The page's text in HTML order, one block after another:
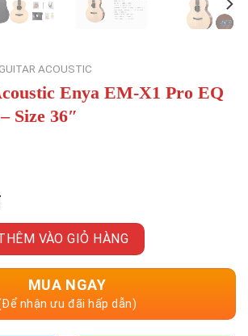
ACOUSTIC
Enya EM-X1 Pro EQ
Size 36″
Enya EM-X1 Pro EQ AcousticPlus - Size
VÀO GIỎ HÀNG
MUA NGAY
nhận ưu đãi hấp dẫn)